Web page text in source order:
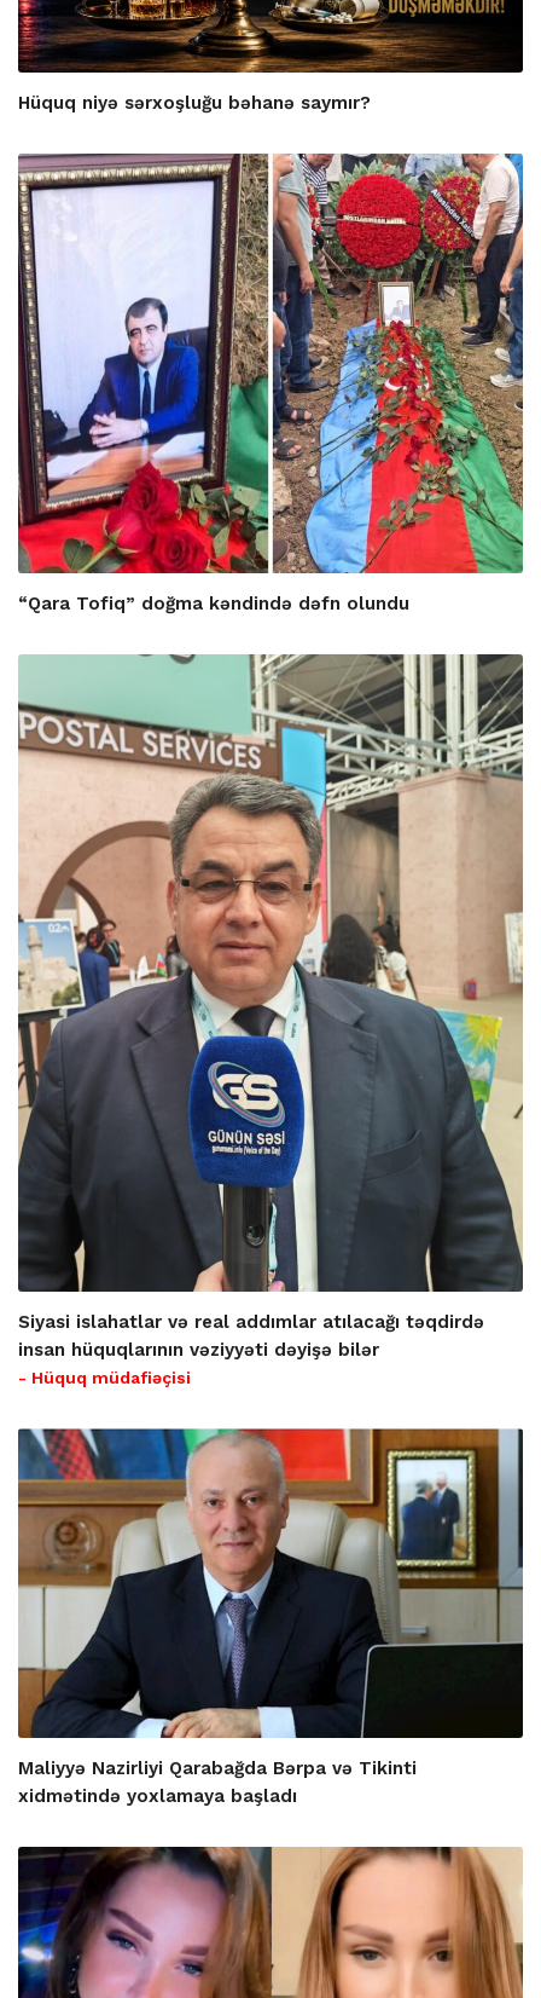
Hüquq niyə sərxoşluğu bəhanə saymır?
“Qara Tofiq” doğma kəndində dəfn olundu
Siyasi islahatlar və real addımlar atılacağı təqdirdə
insan hüquqlarının vəziyyəti dəyişə bilər
- Hüquq müdafiəçisi
Maliyyə Nazirliyi Qarabağda Bərpa və Tikinti
xidmətində yoxlamaya başladı